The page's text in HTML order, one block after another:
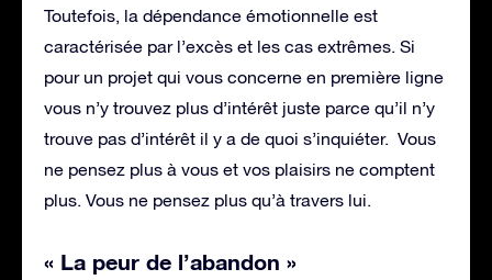
Toutefois, la dépendance émotionnelle est
caractérisée par l’excès et les cas extrêmes. Si
pour un projet qui vous concerne en première ligne
vous n’y trouvez plus d’intérêt juste parce qu’il n’y
trouve pas d’intérêt il y a de quoi s’inquiéter. Vous
ne pensez plus à vous et vos plaisirs ne comptent
plus. Vous ne pensez plus qu’à travers lui.
« La peur de l’abandon »